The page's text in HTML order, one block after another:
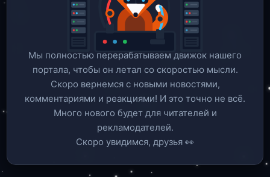
Мы полностью перерабатываем движок нашего
портала, чтобы он летал со скоростью мысли.
Скоро вернемся c новыми новостями,
комментариями и реакциями! И это точно не всё.
Много нового будет для читателей и
рекламодателей.
Скоро увидимся, друзья 👀